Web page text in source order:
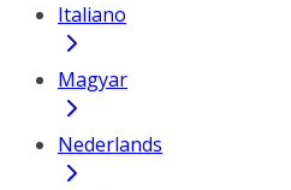
Italiano
Magyar
Nederlands